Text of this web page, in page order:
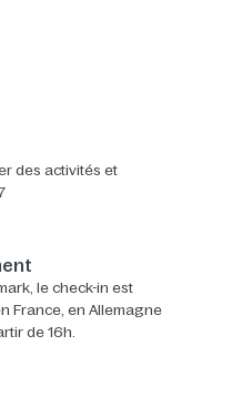
des activités et
le check-in est
France, en Allemagne
de 16h.